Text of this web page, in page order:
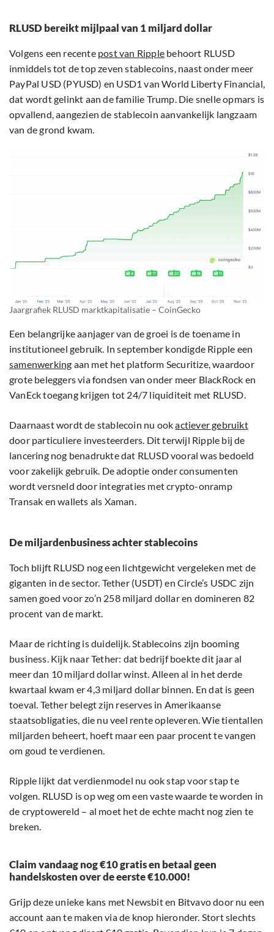
RLUSD bereikt mijlpaal van 1 miljard dollar
Volgens een recente post van Ripple behoort RLUSD
inmiddels tot de top zeven stablecoins, naast onder meer
PayPal USD (PYUSD) en USD1 van World Liberty Financial,
dat wordt gelinkt aan de familie Trump. Die snelle opmars is
opvallend, aangezien de stablecoin aanvankelijk langzaam
van de grond kwam.
Jaargrafiek RLUSD marktkapitalisatie – CoinGecko
Een belangrijke aanjager van de groei is de toename in
institutioneel gebruik. In september kondigde Ripple een
samenwerking aan met het platform Securitize, waardoor
grote beleggers via fondsen van onder meer BlackRock en
VanEck toegang krijgen tot 24/7 liquiditeit met RLUSD.
Daarnaast wordt de stablecoin nu ookactiever gebruikt
door particuliere investeerders. Dit terwijl Ripple bij de
lancering nog benadrukte dat RLUSD vooral was bedoeld
voor zakelijk gebruik. De adoptie onder consumenten
wordt versneld door integraties met crypto-onramp
Transak en wallets als Xaman.
De miljardenbusiness achter stablecoins
Toch blijft RLUSD nog een lichtgewicht vergeleken met de
giganten in de sector. Tether (USDT) en Circle’s USDC zijn
samen goed voor zo’n 258 miljard dollar en domineren 82
procent van de markt.
Maar de richting is duidelijk. Stablecoins zijn booming
business. Kijk naar Tether: dat bedrijf boekte dit jaar al
meer dan 10 miljard dollar winst. Alleen al in het derde
kwartaal kwam er 4,3 miljard dollar binnen. En dat is geen
toeval. Tether belegt zijn reserves in Amerikaanse
staatsobligaties, die nu veel rente opleveren. Wie tientallen
miljarden beheert, hoeft maar een paar procent te vangen
om goud te verdienen.
Ripple lijkt dat verdienmodel nu ook stap voor stap te
volgen. RLUSD is op weg om een vaste waarde te worden in
de cryptowereld – al moet het de echte macht nog zien te
breken.
Claim vandaag nog €10 gratis en betaal geen
handelskosten over de eerste €10.000!
Grijp deze unieke kans met Newsbit en Bitvavo door nu een
account aan te maken via de knop hieronder. Stort slechts